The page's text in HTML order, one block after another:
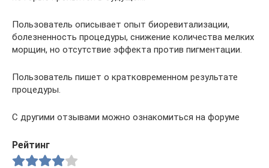
Пользователь описывает опыт биоревитализации,
болезненность процедуры, снижение количества мелких
морщин, но отсутствие эффекта против пигментации.
Пользователь пишет о кратковременном результате
процедуры.
С другими отзывами можно ознакомиться на форуме
Рейтинг